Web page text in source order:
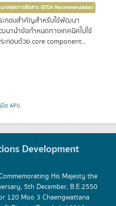
เทศและการสื่อสาร (ETDA Recommendation)
ะกอบสำคัญสำหรับใช้พัฒนา
นานำข้อกำหนดทางเทคนิคไปใช้
กอบด้วย core component...
อ API).
Development
His Majesty the
5th December, B.E.2550
120 Moo 3 Chaengwattana